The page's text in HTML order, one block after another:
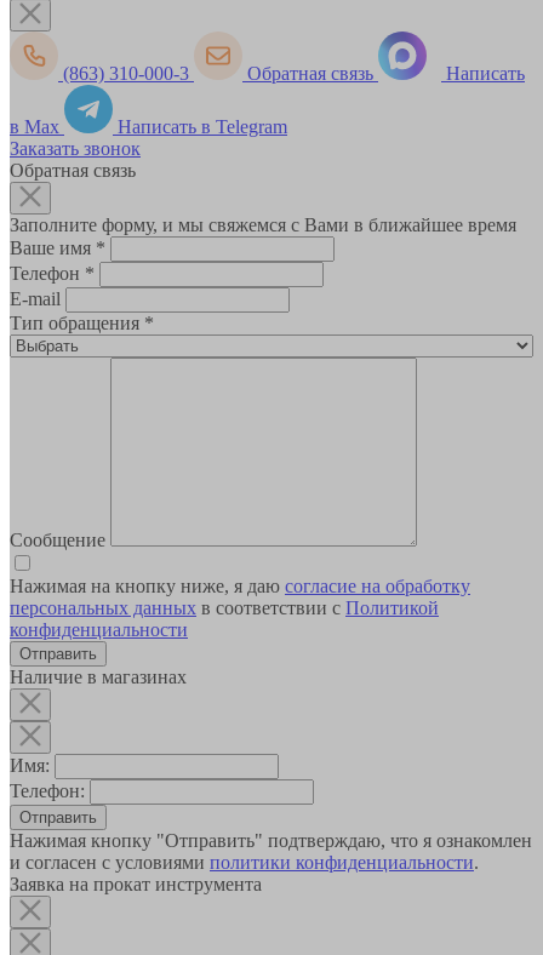
(863) 310-000-3 Обратная связь Написать
в Max
Написать в Telegram
Заказать звонок
Обратная связь
Заполните форму, и мы свяжемся с Вами в ближайшее время
Ваше имя *
Телефон *
E-mail
Тип обращения *
Сообщение
Нажимая на кнопку ниже, я даю согласие на обработку
персональных данных в соответствии с Политикой
конфиденциальности
Наличие в магазинах
Имя:
Телефон:
Отправить
Нажимая кнопку "Отправить" подтверждаю, что я ознакомлен
и согласен с условиями политики конфиденциальности.
Заявка на прокат инструмента